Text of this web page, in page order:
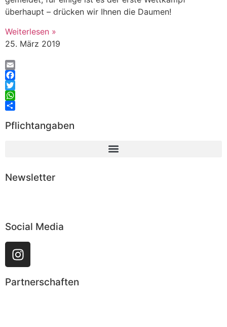
überhaupt – drücken wir Ihnen die Daumen!
Weiterlesen »
25. März 2019
Email
Facebook
Twitter
WhatsApp
Pflichtangaben
Newsletter
Social Media
Partnerschaften